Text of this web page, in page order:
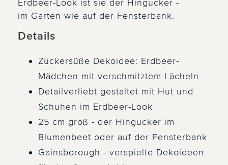
Erdbeer-Look ist sie der Hingucker -
im Garten wie auf der Fensterbank.
Details
Zuckersüße Dekoidee: Erdbeer-
Mädchen mit verschmitztem Lächeln
Detailverliebt gestaltet mit Hut und
Schuhen im Erdbeer-Look
25 cm groß - der Hingucker im
Blumenbeet oder auf der Fensterbank
Gainsborough - verspielte Dekoideen